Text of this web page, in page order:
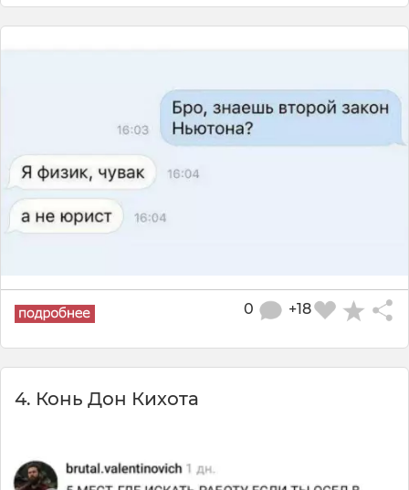
+18
0
4. Конь Дон Кихота